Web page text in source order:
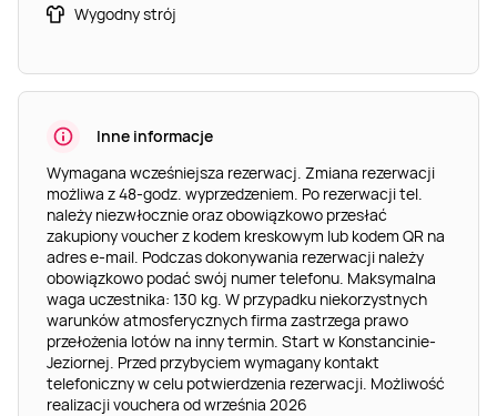
Wygodny strój
Inne informacje
Wymagana wcześniejsza rezerwacj. Zmiana rezerwacji
możliwa z 48-godz. wyprzedzeniem. Po rezerwacji tel.
należy niezwłocznie oraz obowiązkowo przesłać
zakupiony voucher z kodem kreskowym lub kodem QR na
adres e-mail. Podczas dokonywania rezerwacji należy
obowiązkowo podać swój numer telefonu. Maksymalna
waga uczestnika: 130 kg. W przypadku niekorzystnych
warunków atmosferycznych firma zastrzega prawo
przełożenia lotów na inny termin. Start w Konstancinie-
Jeziornej. Przed przybyciem wymagany kontakt
telefoniczny w celu potwierdzenia rezerwacji. Możliwość
realizacji vouchera od września 2026